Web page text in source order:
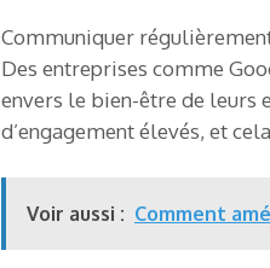
Communiquer
Des entreprises comme
envers le bien-être de leurs
d’engagement élevés, et
Voir aussi : Comment